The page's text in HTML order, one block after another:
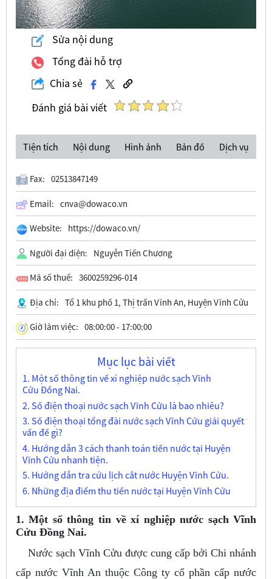
Sửa nội dung
Tổng đài hỗ trợ
Chia sẻ
Đánh giá bài viết
Tiện tích Nội dung Hình ảnh Bản đồ Dịch vụ
Fax: 02513847149
Email: cnva@dowaco.vn
Website: https://dowaco.vn/
Người đại diện: Nguyễn Tiến Chương
Mã số thuế: 3600259296-014
Địa chỉ: Tổ 1 khu phố 1, Thị trấn Vĩnh An, Huyện Vĩnh Cửu
Giờ làm việc: 08:00:00 - 17:00:00
Mục lục bài viết
1. Một số thông tin về xí nghiệp nước sạch Vĩnh
Cửu Đồng Nai.
2. Số điện thoại nước sạch Vĩnh Cửu là bao nhiêu?
3. Số điện thoại tổng đài nước sạch Vĩnh Cửu giải quyết
vấn đề gì?
4. Hướng dẫn 3 cách thanh toán tiền nước tại Huyện
Vĩnh Cửu nhanh tiện.
5. Hướng dẫn tra cứu lịch cắt nước Huyện Vĩnh Cửu.
6. Những địa điểm thu tiền nước tại Huyện Vĩnh Cửu
1. Một số thông tin về xí nghiệp nước sạch Vĩnh
Cửu Đồng Nai.
Nước sạch Vĩnh Cửu được cung cấp bởi Chi nhánh
cấp nước Vĩnh An thuộc Công ty cổ phần cấp nước